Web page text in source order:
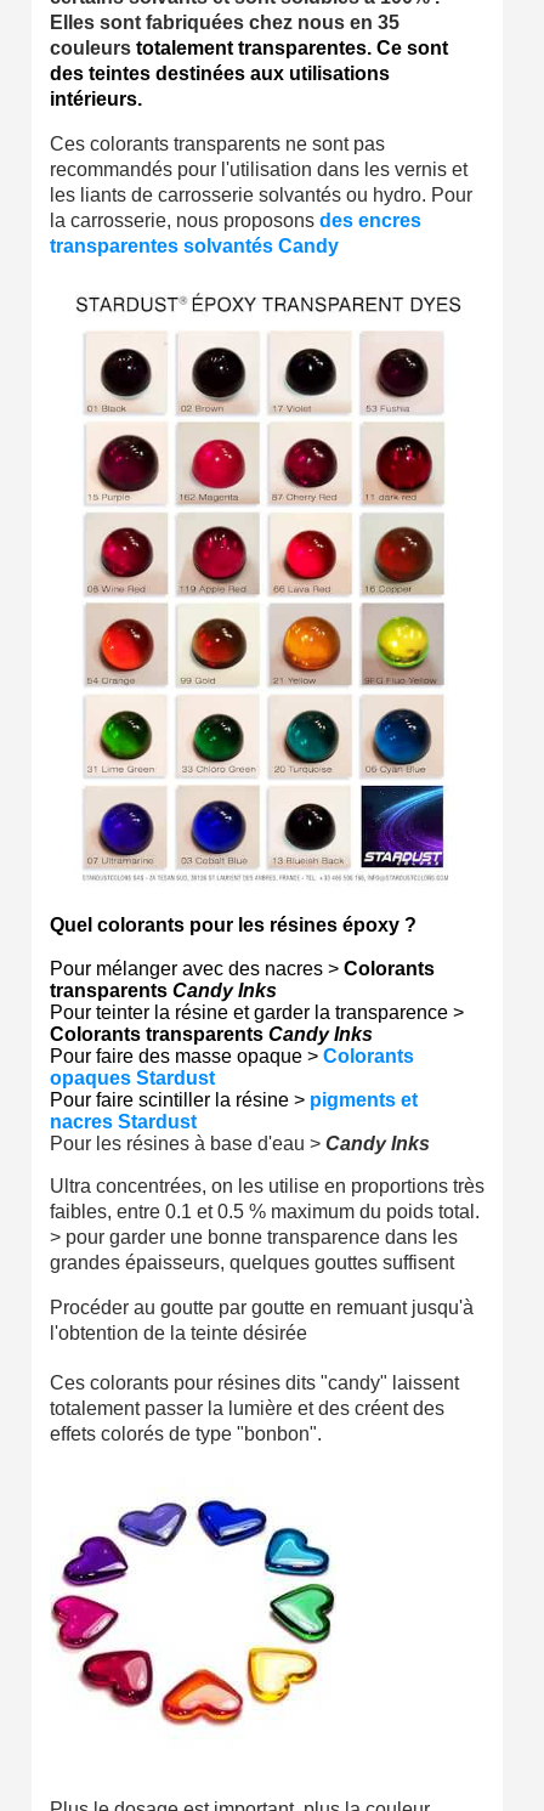
Livraison sous 24 h en France Métropolitaine
Retour produits sous 14 jours
Réduction de 5€ sur la première commande
10€ de bon d'achat pour chaque parrainage
Inscription à la newsletter : 5€ de réduction
Elles sont fabriquées chez nous en 35
couleurs totalement transparentes. Ce sont
des teintes destinées aux utilisations
intérieurs.
Ces colorants transparents ne sont pas
recommandés pour l'utilisation dans les vernis et
les liants de carrosserie solvantés ou hydro. Pour
la carrosserie, nous proposons des encres
transparentes solvantés Candy
Quel colorants pour les résines époxy ?
Pour mélanger avec des nacres > Colorants
transparents Candy Inks
Pour teinter la résine et garder la transparence >
Colorants transparents Candy Inks
Pour faire des masse opaque > Colorants
opaques Stardust
Pour faire scintiller la résine > pigments et
nacres Stardust
Pour les résines à base d'eau > Candy Inks
Ultra concentrées, on les utilise en proportions très
faibles, entre 0.1 et 0.5 % maximum du poids total.
> pour garder une bonne transparence dans les
grandes épaisseurs, quelques gouttes suffisent
Procéder au goutte par goutte en remuant jusqu'à
l'obtention de la teinte désirée
Ces colorants pour résines dits "candy" laissent
totalement passer la lumière et des créent des
effets colorés de type "bonbon".